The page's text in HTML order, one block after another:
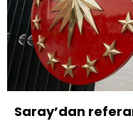
Saray’dan